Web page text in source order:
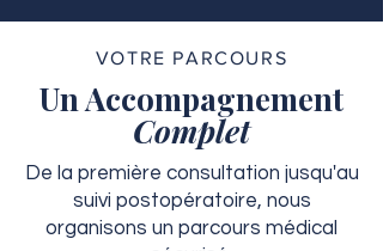
VOTRE PARCOURS
Un Accompagnement
Complet
De la première consultation jusqu'au
suivi postopératoire, nous
organisons un parcours médical